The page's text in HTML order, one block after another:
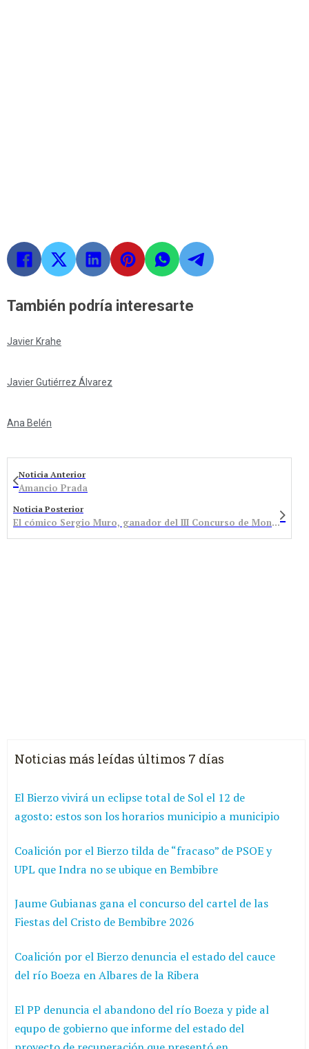
También podría interesarte
Javier Krahe
Javier Gutiérrez Álvarez
Ana Belén
Noticia Anterior
Amancio Prada
Noticia Posterior
El cómico Sergio Muro, ganador del III Concurso de Monólogos de Bembibre
Noticias más leídas últimos 7 días
El Bierzo vivirá un eclipse total de Sol el 12 de
agosto: estos son los horarios municipio a municipio
Coalición por el Bierzo tilda de “fracaso” de PSOE y
UPL que Indra no se ubique en Bembibre
Jaume Gubianas gana el concurso del cartel de las
Fiestas del Cristo de Bembibre 2026
Coalición por el Bierzo denuncia el estado del cauce
del río Boeza en Albares de la Ribera
El PP denuncia el abandono del río Boeza y pide al
equpo de gobierno que informe del estado del